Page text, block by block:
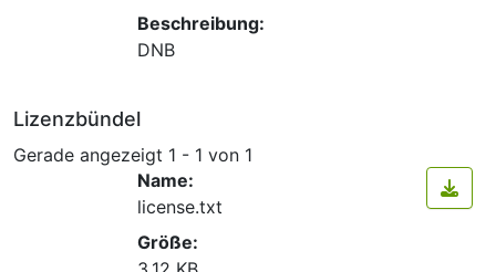
Beschreibung:
DNB
Lizenzbündel
Gerade angezeigt 1 - 1 von 1
Name:
license.txt
Größe: